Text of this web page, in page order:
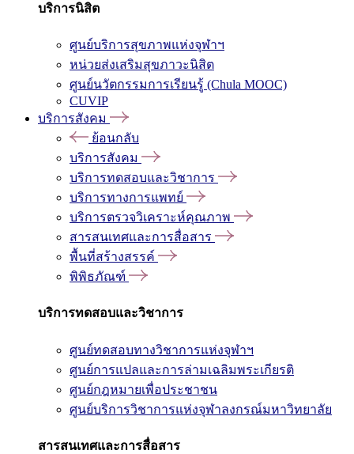
บริการนิสิต
ศูนย์บริการสุขภาพแห่งจุฬาฯ
หน่วยส่งเสริมสุขภาวะนิสิต
ศูนย์นวัตกรรมการเรียนรู้ (Chula MOOC)
CUVIP
บริการสังคม
ย้อนกลับ
บริการสังคม
บริการทดสอบและวิชาการ
บริการทางการแพทย์
บริการตรวจวิเคราะห์คุณภาพ
สารสนเทศและการสื่อสาร
พื้นที่สร้างสรรค์
พิพิธภัณฑ์
บริการทดสอบและวิชาการ
ศูนย์ทดสอบทางวิชาการแห่งจุฬาฯ
ศูนย์การแปลและการล่ามเฉลิมพระเกียรติ
ศูนย์กฎหมายเพื่อประชาชน
ศูนย์บริการวิชาการแห่งจุฬาลงกรณ์มหาวิทยาลัย
สารสนเทศและการสื่อสาร